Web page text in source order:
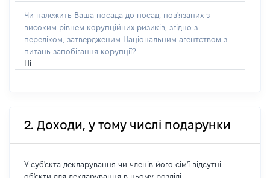
Чи належить Ваша посада до посад, пов'язаних з
високим рівнем корупційних ризиків, згідно з
переліком, затвердженим Національним агентством з
питань запобігання корупції?
Ні
2. Доходи, у тому числі подарунки
У суб'єкта декларування чи членів його сім'ї відсутні
об'єкти для декларування в цьому розділі.